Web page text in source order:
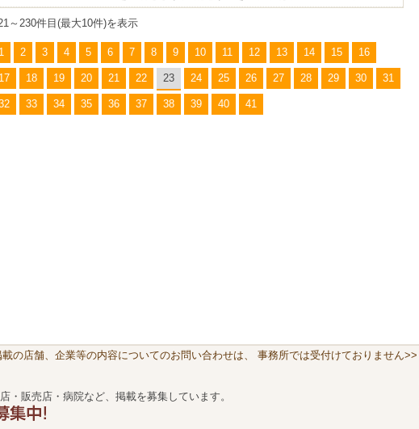
～230件目(最大10件)を表示
1 2 3 4 5 6 7 8 9 10 11 12 13 14 15 16
17 18 19 20 21 22 23 24 25 26 27 28 29 30 31
33 34 35 36 37 38 39 40 41
の店舗、企業等の内容についてのお問い合わせは、 事務所では受付けておりません>>
・販売店・病院など、掲載を募集しています。